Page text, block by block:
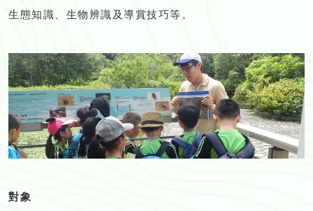
生態知識、生物辨識及導賞技巧等。
對象